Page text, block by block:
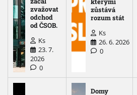
zvažovat
odchod
od ČSOB.
Ks
23. 7.
2026
0
zůstává
rozum stát
Ks
26. 6. 2026
0
Domy